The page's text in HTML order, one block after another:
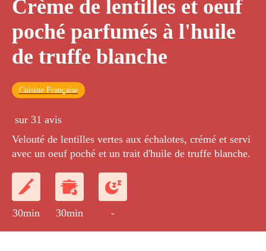
Crème de lentilles et oeuf
poché parfumés à l'huile
de truffe blanche
Cuisine Française
sur 31 avis
Velouté de lentilles vertes aux échalotes, crémé et servi
avec un oeuf poché et un trait d'huile de truffe blanche.
30min 30min -